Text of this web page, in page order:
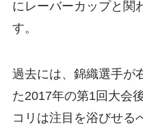
にレーバーカップと関
す。
過去には、錦織選手が
た2017年の第1回大会
コリは注目を浴びせる